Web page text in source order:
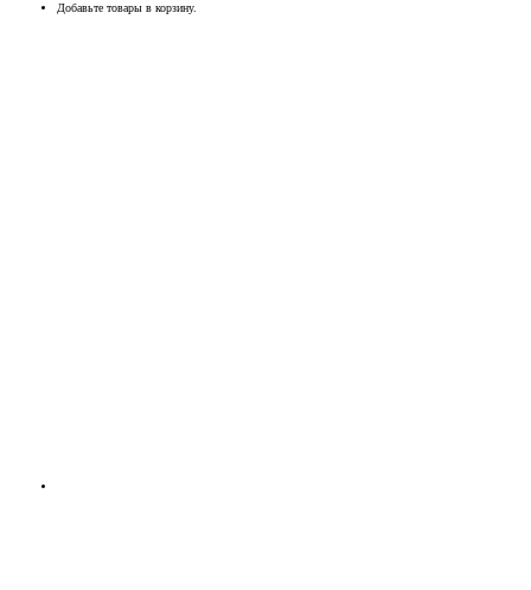
Добавьте товары в корзину.